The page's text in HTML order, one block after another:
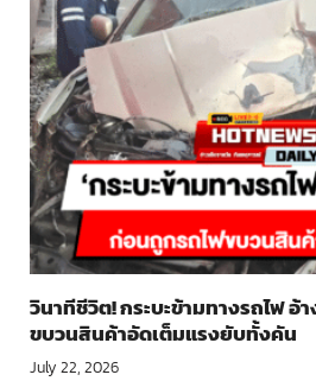
วินาทีชีวิต! กระบะข้ามทางรถไฟ อ้
ขบวนสินค้าอัดเต็มแรงยับทั้งคัน
July 22, 2026